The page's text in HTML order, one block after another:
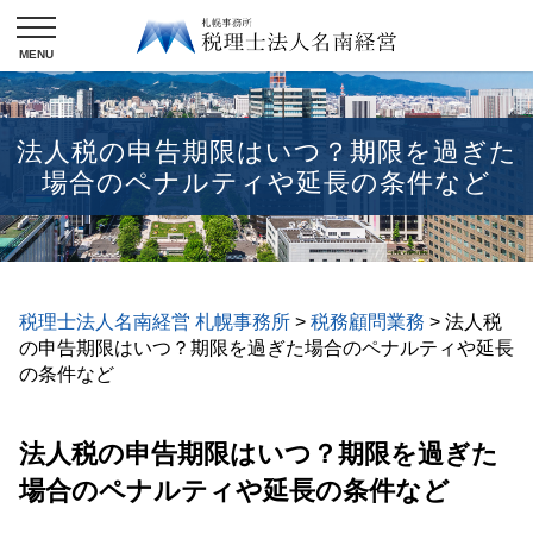
法人税の申告期限はいつ？期限を過ぎた
場合のペナルティや延長の条件など
税理士法人名南経営 札幌事務所 > 税務顧問業務 > 法人税
の申告期限はいつ？期限を過ぎた場合のペナルティや延長
の条件など
法人税の申告期限はいつ？期限を過ぎた
場合のペナルティや延長の条件など